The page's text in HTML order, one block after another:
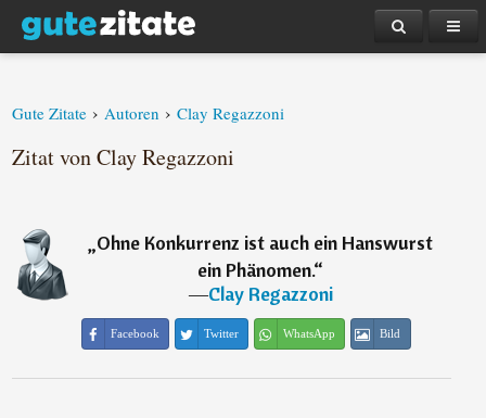
Gute Zitate › Autoren › Clay Regazzoni
Zitat von Clay Regazzoni
„Ohne Konkurrenz ist auch ein Hanswurst
ein Phänomen.“
―Clay Regazzoni
Facebook Twitter WhatsApp Bild